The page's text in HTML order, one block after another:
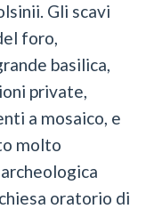
Gli scavi
foro,
basilica,
private,
a mosaico, e
molto
oratorio di